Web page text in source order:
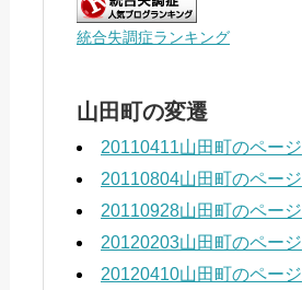
統合失調症ランキング
山田町の変遷
20110411山田町のページ
20110804山田町のページ
20110928山田町のページ
20120203山田町のページ
20120410山田町のページ